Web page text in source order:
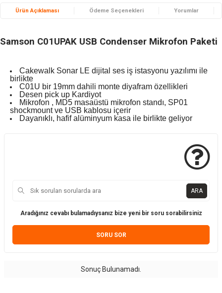
Ürün Açıklaması Ödeme Seçenekleri Yorumlar
Samson C01UPAK USB Condenser Mikrofon Paketi
Cakewalk Sonar LE dijital ses iş istasyonu yazılımı ile
birlikte
C01U bir 19mm dahili monte diyafram özellikleri
Desen pick up Kardiyot
Mikrofon , MD5 masaüstü mikrofon standı, SP01
shockmount ve USB kablosu içerir
Dayanıklı, hafif alüminyum kasa ile birlikte geliyor
ARA
Aradığınız cevabı bulamadıysanız bize yeni bir soru sorabilirsiniz
SORU SOR
Sonuç Bulunamadı.